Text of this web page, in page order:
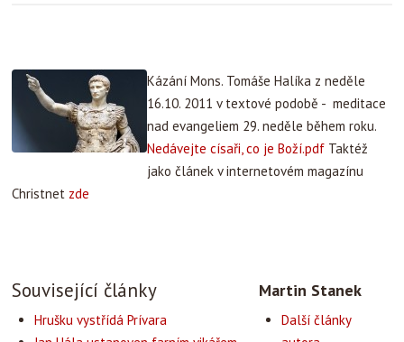
Kázání Mons. Tomáše Halíka z neděle
16.10. 2011 v textové podobě - meditace
nad evangeliem 29. neděle během roku.
Nedávejte císaři, co je Boží.pdf Taktéž
jako článek v internetovém magazínu
Christnet zde
Související články
Hrušku vystřídá Prívara
Martin Stanek
Další články